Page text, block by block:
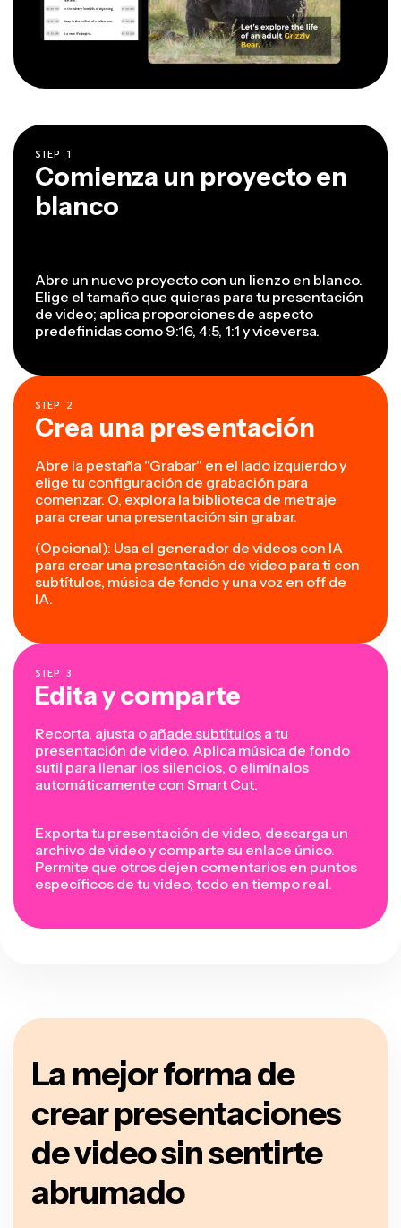
STEP 1
Comienza un proyecto en
blanco
Abre un nuevo proyecto con un lienzo en blanco.
Elige el tamaño que quieras para tu presentación
de video; aplica proporciones de aspecto
predefinidas como 9:16, 4:5, 1:1 y viceversa.
STEP 2
Crea una presentación
Abre la pestaña "Grabar" en el lado izquierdo y
elige tu configuración de grabación para
comenzar. O, explora la biblioteca de metraje
para crear una presentación sin grabar.
(Opcional): Usa el generador de videos con IA
para crear una presentación de video para ti con
subtítulos, música de fondo y una voz en off de
IA.
STEP 3
Edita y comparte
Recorta, ajusta o añade subtítulos a tu
presentación de video. Aplica música de fondo
sutil para llenar los silencios, o elimínalos
automáticamente con Smart Cut.
Exporta tu presentación de video, descarga un
archivo de video y comparte su enlace único.
Permite que otros dejen comentarios en puntos
específicos de tu video, todo en tiempo real.
La mejor forma de
crear presentaciones
de video sin sentirte
abrumado